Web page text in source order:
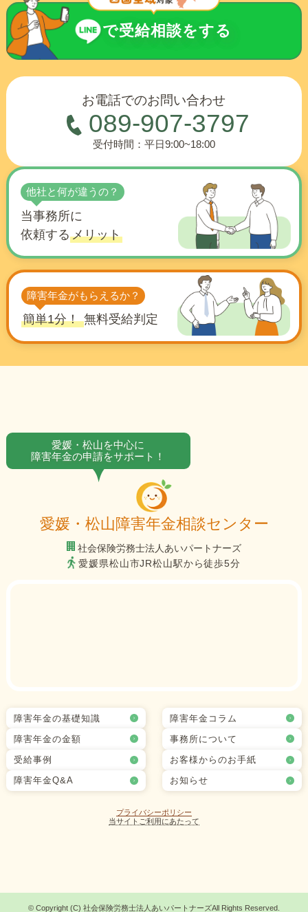
で受給相談をする
お電話でのお問い合わせ
089-907-3797
受付時間：平日9:00~18:00
他社と何が違うの？
当事務所に
依頼するメリット
障害年金がもらえるか？
簡単1分！無料受給判定
愛媛・松山を中心に
障害年金の申請をサポート！
愛媛・松山障害年金相談センター
社会保険労務士法人あいパートナーズ
愛媛県松山市JR松山駅から徒歩5分
障害年金の基礎知識 障害年金コラム
障害年金の金額 事務所について
受給事例 お客様からのお手紙
障害年金Q&A お知らせ
プライバシーポリシー
当サイトご利用にあたって
© Copyright (C) 社会保険労務士法人あいパートナーズAll Rights Reserved.